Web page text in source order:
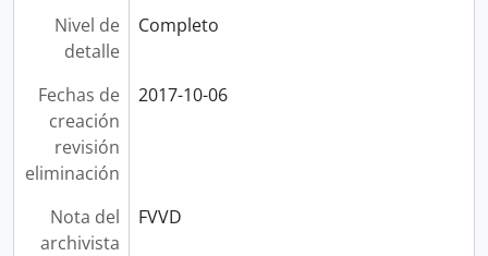
Nivel de
detalle
Completo
Fechas de
creación
revisión
eliminación
2017-10-06
Nota del
archivista
FVVD